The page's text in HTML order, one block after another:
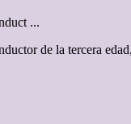
...
de la tercera